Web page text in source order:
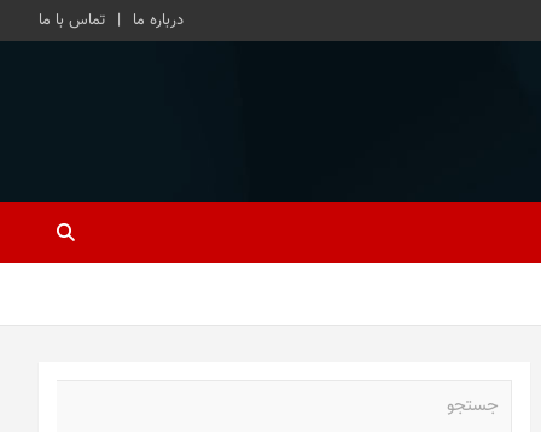
درباره ما تماس با ما